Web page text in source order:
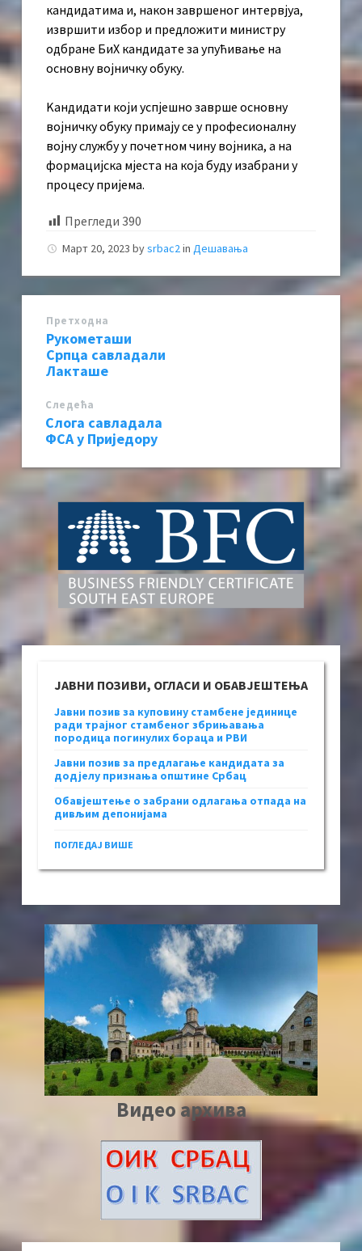
кандидатима и, након завршеног интервјуа,
извршити избор и предложити министру
одбране БиХ кандидате за упућивање на
основну војничку обуку.
Kандидати који успјешно заврше основну
војничку обуку примају се у професионалну
војну службу у почетном чину војника, а на
формацијска мјеста на која буду изабрани у
процесу пријема.
Прегледи 390
Март 20, 2023 bysrbac2in Дешавања
Претходна
Рукометаши
Српца савладали
Лакташе
Следећa
Слога савладала
ФСА у Приједору
ЈАВНИ ПОЗИВИ, ОГЛАСИ И ОБАВЈЕШТЕЊА
Јавни позив за куповину стамбене јединице
ради трајног стамбеног збрињавања
породица погинулих бораца и РВИ
Јавни позив за предлагање кандидата за
додјелу признања општине Србац
Обавјештење о забрани одлагања отпада на
дивљим депонијама
ПОГЛЕДАЈ ВИШЕ
Видео архива